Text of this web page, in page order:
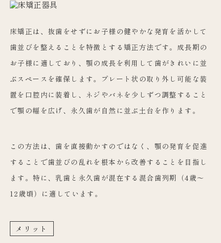
床矯正は、抜歯をせずにお子様の健やかな発育を活かして
歯並びを整えることを特徴とする矯正方法です。成長期の
お子様に適しており、顎の成長を利用して歯がきれいに並
ぶスペースを確保します。プレート状の取り外し可能な装
置を口腔内に装着し、ネジやバネを少しずつ調整すること
で顎の幅を広げ、永久歯が自然に並ぶ土台を作ります。
この方法は、歯を直接動かすのではなく、顎の発育を促進
することで歯並びの乱れを根本から改善することを目指し
ます。特に、乳歯と永久歯が混在する混合歯列期（4歳～
12歳頃）に適しています。
メリット